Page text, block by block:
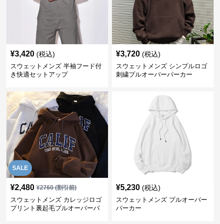
¥3,420 (税込)
スウェットメンズ 半袖フード付
き快適セットアップ
¥3,720 (税込)
スウェットメンズ シンプルロゴ
刺繍プルオーバーパーカー
SALE
¥2,480 ¥2760(割引前)
スウェットメンズ カレッジロゴ
プリント裏起毛プルオーバーパ
¥5,230 (税込)
スウェットメンズ プルオーバー
パーカー